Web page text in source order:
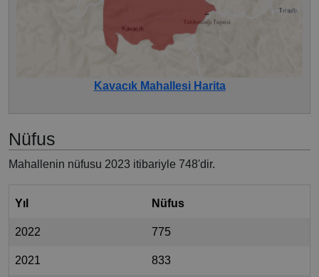
Kavacık Mahallesi Harita
Nüfus
Mahallenin nüfusu 2023 itibariyle 748'dir.
Yıl Nüfus
2022 775
2021 833